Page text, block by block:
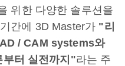
위한 다양한 솔루션을
간에 3D Master가 "리
/ CAM systems와
터 실전까지"라는 주